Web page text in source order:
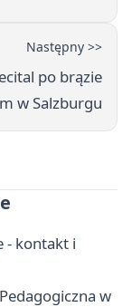
Następny >>
po brązie
w Salzburgu
- kontakt i
w